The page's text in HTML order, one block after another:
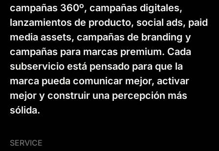
campañas 360º, campañas digitales,
lanzamientos de producto, social ads, paid
media assets, campañas de branding y
campañas para marcas premium. Cada
subservicio está pensado para que la
marca pueda comunicar mejor, activar
mejor y construir una percepción más
sólida.
SERVICE